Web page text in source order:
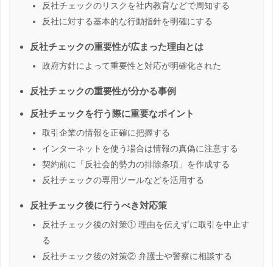
反社チェックのリスクを社内教育などで周知する
反社に対する基本的な行動指針を明確にする
反社チェックの重要性が広まった理由とは
政府方針によって重要性と対応が明確化された
反社チェックの重要性が分かる事例
反社チェックを行う際に重要なポイント
取引企業の情報を正確に把握する
インターネットを使う場合は情報の真偽に注意する
契約前に「反社会的勢力の排除条項」を作成する
反社チェックの専用ツールなどを活用する
反社チェック後に行うべき対応策
反社チェック後の対策① 理由を伝えずに取引を中止す
る
反社チェック後の対策② 弁護士や警察に相談する